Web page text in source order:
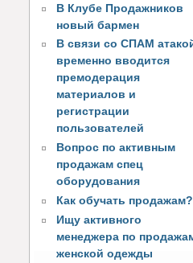
В Клубе Продажников
новый бармен
В связи со СПАМ
временно вводится
премодерация
материалов и
регистрации
пользователей
Вопрос по активным
продажам спец
оборудования
Как обучать продажам?
Ищу активного
менеджера по
женской одежды